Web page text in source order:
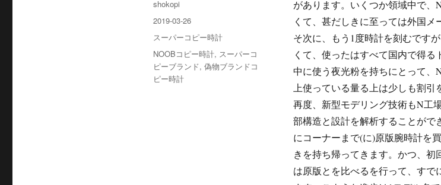
があります。いくつか領域中で
くて、甚だしきに至っては外国メ
そ次に、もう1度時計を刻むです
くて、使ったはすべて国内で得
中に使う夜光粉を持ちにとって
上使っている量る上は少しも割引
再度、新型モデリング技術もN工
部構造と設計を解析することが
にコーナーまで(に)原版腕時計を
きを持ち帰ってきます。かつ、
は原版とを比べるを行って、すで
投
稿
shokopi
投
稿
日:
2019-03-26
カ
テ
ゴ
リ
ー
スーパーコピー時計
タ
グ
NOOBコピー時計, スーパーコ
ピーブランド, 偽物ブランドコ
ピー時計